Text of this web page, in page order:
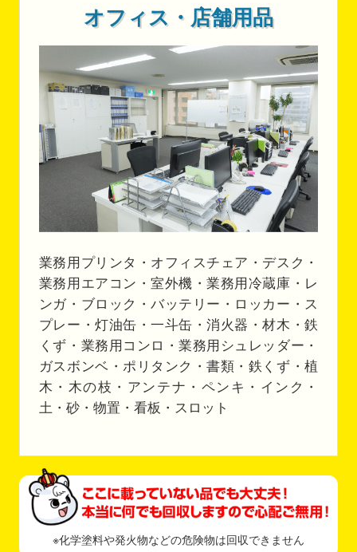
オフィス・店舗用品
業務用プリンタ・オフィスチェア・デスク・
業務用エアコン・室外機・業務用冷蔵庫・レ
ンガ・ブロック・バッテリー・ロッカー・ス
プレー・灯油缶・一斗缶・消火器・材木・鉄
くず・業務用コンロ・業務用シュレッダー・
ガスボンベ・ポリタンク・書類・鉄くず・植
木・木の枝・アンテナ・ペンキ・インク・
土・砂・物置・看板・スロット
※化学塗料や発火物などの危険物は回収できません